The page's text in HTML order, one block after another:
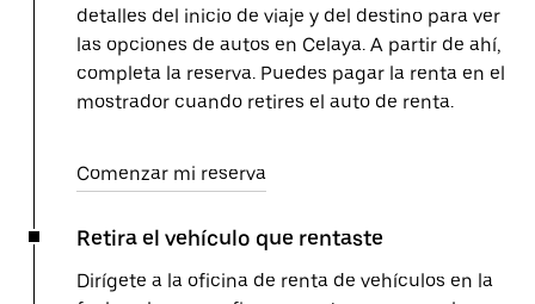
detalles del inicio de viaje y del destino para ver
las opciones de autos en Celaya. A partir de ahí,
completa la reserva. Puedes pagar la renta en el
mostrador cuando retires el auto de renta.
Comenzar mi reserva
Retira el vehículo que rentaste
Dirígete a la oficina de renta de vehículos en la